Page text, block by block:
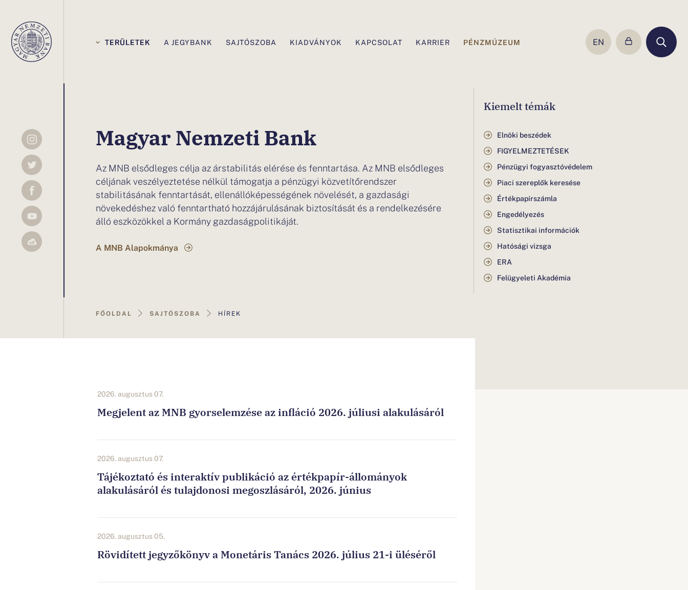
navigáció
TERÜLETEK A JEGYBANK SAJTÓSZOBA KIADVÁNYOK KAPCSOLAT KARRIER PÉNZMÚZEUM
SWITCH
TO
EN
ezen
az
oldalon
van:Hírek
Magyar Nemzeti Bank
Az MNB elsődleges célja az árstabilitás elérése és fenntartása. Az MNB elsődleges
céljának veszélyeztetése nélkül támogatja a pénzügyi közvetítőrendszer
stabilitásának fenntartását, ellenállóképességének növelését, a gazdasági
növekedéshez való fenntartható hozzájárulásának biztosítását és a rendelkezésére
álló eszközökkel a Kormány gazdaságpolitikáját.
A MNB Alapokmánya
Ön
ezen
oldalon
van.
FŐOLDAL SAJTÓSZOBA HÍREK
Kiemelt témák
Elnöki beszédek
FIGYELMEZTETÉSEK
Pénzügyi fogyasztóvédelem
Piaci szereplők keresése
Értékpapírszámla
Engedélyezés
Statisztikai információk
Hatósági vizsga
ERA
Felügyeleti Akadémia
2026. augusztus 07.
Megjelent az MNB gyorselemzése az infláció 2026. júliusi alakulásáról
2026. augusztus 07.
Tájékoztató és interaktív publikáció az értékpapír-állományok
alakulásáról és tulajdonosi megoszlásáról, 2026. június
2026. augusztus 05.
Rövidített jegyzőkönyv a Monetáris Tanács 2026. július 21-i üléséről